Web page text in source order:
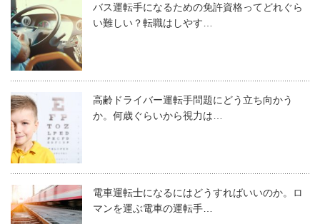
バス運転手になるための免許資格ってどれぐら
い難しい？転職はしやす…
高齢ドライバー運転手問題にどう立ち向かう
か。何歳ぐらいから視力は…
電車運転士になるにはどうすればいいのか。ロ
マンを運ぶ電車の運転手…